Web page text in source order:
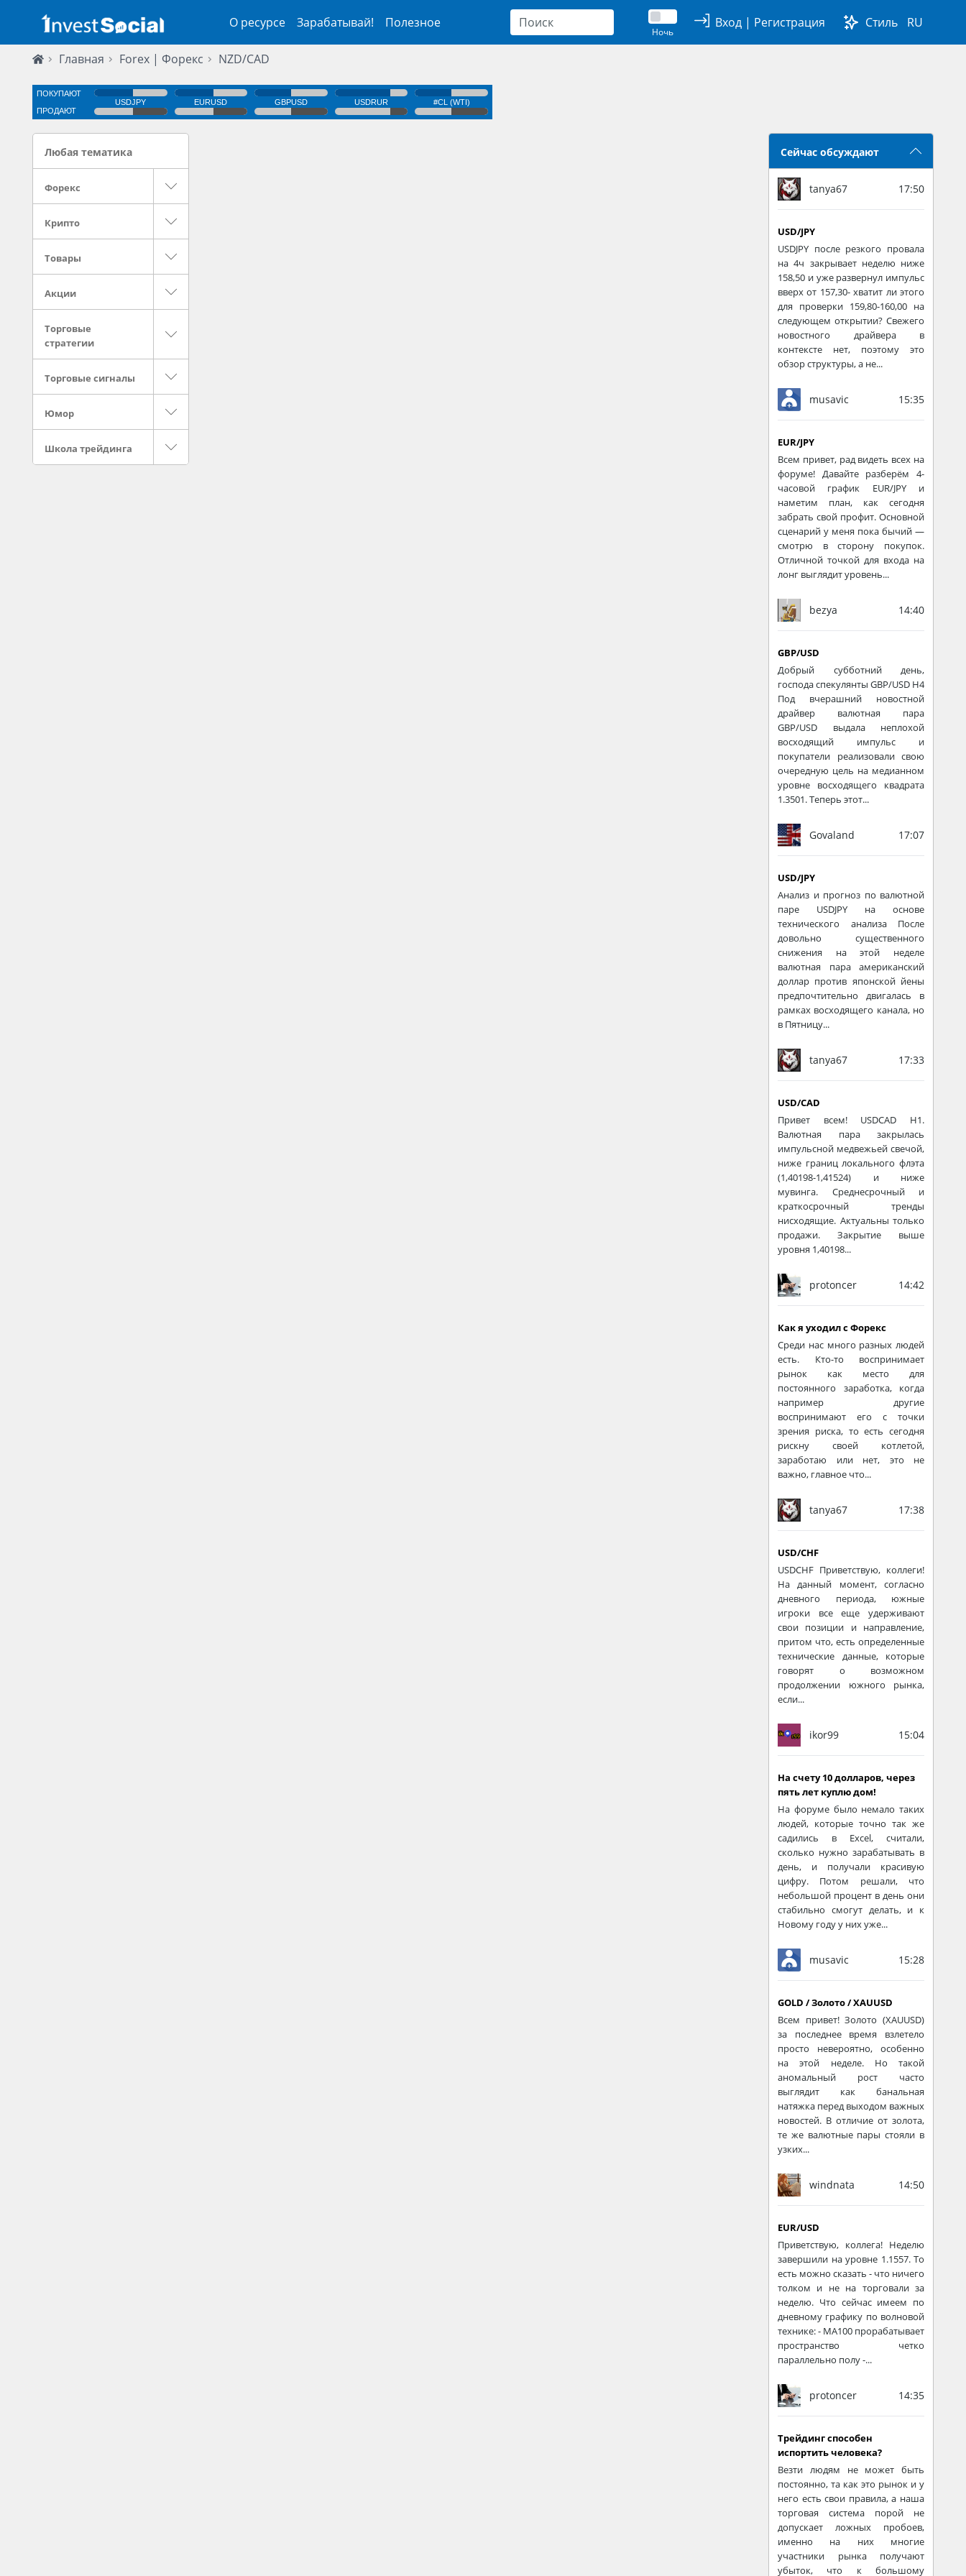
О ресурсе Зарабатывай! Полезное
Ночь
Вход | Регистрация Стиль RU
Главная Forex | Форекс NZD/CAD
Любая тематика
Форекс
Крипто
Товары
Акции
Торговые
стратегии
Торговые сигналы
Юмор
Школа трейдинга
Сейчас обсуждают
tanya67 17:50
USD/JPY
USDJPY после резкого провала
на 4ч закрывает неделю ниже
158,50 и уже развернул импульс
вверх от 157,30- хватит ли этого
для проверки 159,80-160,00 на
следующем открытии? Свежего
новостного драйвера в
контексте нет, поэтому это
обзор структуры, а не...
musavic 15:35
EUR/JPY
Всем привет, рад видеть всех на
форуме! Давайте разберём 4-
часовой график EUR/JPY и
наметим план, как сегодня
забрать свой профит. Основной
сценарий у меня пока бычий —
смотрю в сторону покупок.
Отличной точкой для входа на
лонг выглядит уровень...
bezya 14:40
GBP/USD
Добрый субботний день,
господа спекулянты GBP/USD Н4
Под вчерашний новостной
драйвер валютная пара
GBP/USD выдала неплохой
восходящий импульс и
покупатели реализовали свою
очередную цель на медианном
уровне восходящего квадрата
1.3501. Теперь этот...
Govaland 17:07
USD/JPY
Анализ и прогноз по валютной
паре USDJPY на основе
технического анализа После
довольно существенного
снижения на этой неделе
валютная пара американский
доллар против японской йены
предпочтительно двигалась в
рамках восходящего канала, но
в Пятницу...
tanya67 17:33
USD/CAD
Привет всем! USDCAD H1.
Валютная пара закрылась
импульсной медвежьей свечой,
ниже границ локального флэта
(1,40198-1,41524) и ниже
мувинга. Среднесрочный и
краткосрочный тренды
нисходящие. Актуальны только
продажи. Закрытие выше
уровня 1,40198...
protoncer 14:42
Как я уходил с Форекс
Среди нас много разных людей
есть. Кто-то воспринимает
рынок как место для
постоянного заработка, когда
например другие
воспринимают его с точки
зрения риска, то есть сегодня
рискну своей котлетой,
заработаю или нет, это не
важно, главное что...
tanya67 17:38
USD/CHF
USDCHF Приветствую, коллеги!
На данный момент, согласно
дневного периода, южные
игроки все еще удерживают
свои позиции и направление,
притом что, есть определенные
технические данные, которые
говорят о возможном
продолжении южного рынка,
если...
ikor99 15:04
На счету 10 долларов, через
пять лет куплю дом!
На форуме было немало таких
людей, которые точно так же
садились в Excel, считали,
сколько нужно зарабатывать в
день, и получали красивую
цифру. Потом решали, что
небольшой процент в день они
стабильно смогут делать, и к
Новому году у них уже...
musavic 15:28
GOLD / Золото / XAUUSD
Всем привет! Золото (XAUUSD)
за последнее время взлетело
просто невероятно, особенно
на этой неделе. Но такой
аномальный рост часто
выглядит как банальная
натяжка перед выходом важных
новостей. В отличие от золота,
те же валютные пары стояли в
узких...
windnata 14:50
EUR/USD
Приветствую, коллега! Неделю
завершили на уровне 1.1557. То
есть можно сказать - что ничего
толком и не на торговали за
неделю. Что сейчас имеем по
дневному графику по волновой
технике: - МА100 прорабатывает
пространство четко
параллельно полу -...
protoncer 14:35
Трейдинг способен
испортить человека?
Везти людям не может быть
постоянно, та как это рынок и у
него есть свои правила, а наша
торговая система порой не
допускает ложных пробоев,
именно на них многие
участники рынка получают
убыток, что к большому